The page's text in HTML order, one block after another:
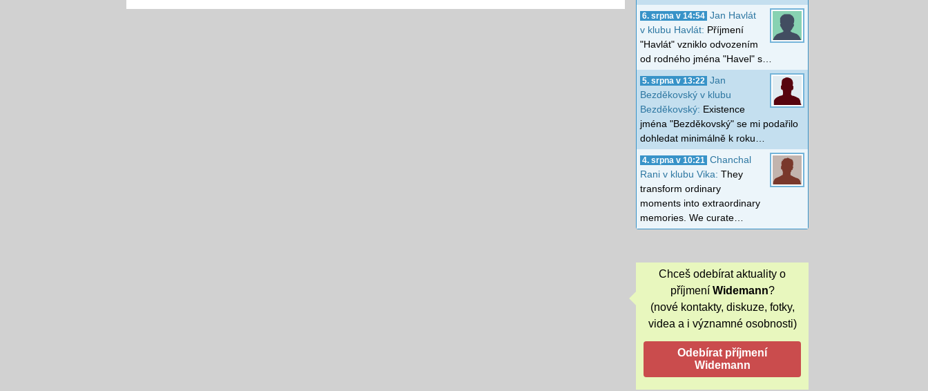
6. srpna v 14:54 Jan Havlát
v klubu Havlát: Příjmení
"Havlát" vzniklo odvozením
od rodného jména "Havel" s…
5. srpna v 13:22
Jan
Bezděkovský v klubu
Bezděkovský: Existence
jména "Bezděkovský" se mi podařilo
dohledat minimálně k roku…
4. srpna v 10:21
Chanchal
Rani v klubu Vika: They
transform ordinary
moments into extraordinary
memories. We curate…
Chceš odebírat aktuality o
příjmení Widemann?
(nové kontakty, diskuze, fotky,
videa a i významné osobnosti)